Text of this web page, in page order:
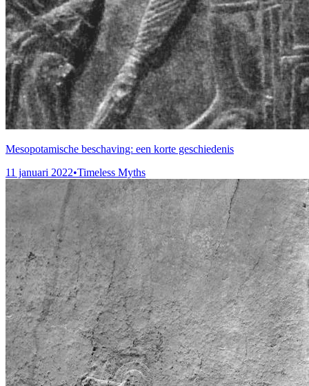
Mesopotamische beschaving: een korte geschiedenis
11 januari 2022•Timeless Myths